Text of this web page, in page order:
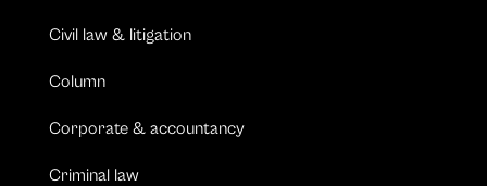
Civil law & litigation
Column
Corporate & accountancy
Criminal law